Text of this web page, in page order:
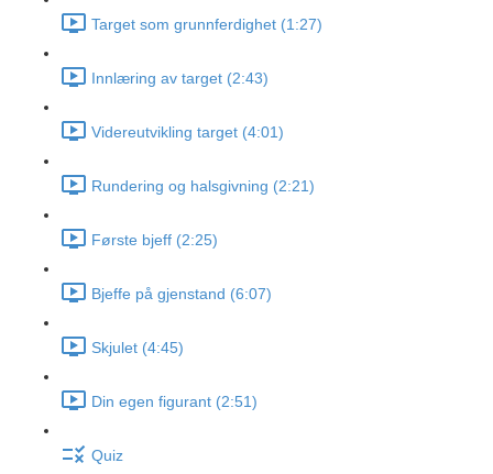
Target som grunnferdighet (1:27)
Innlæring av target (2:43)
Videreutvikling target (4:01)
Rundering og halsgivning (2:21)
Første bjeff (2:25)
Bjeffe på gjenstand (6:07)
Skjulet (4:45)
Din egen figurant (2:51)
Quiz